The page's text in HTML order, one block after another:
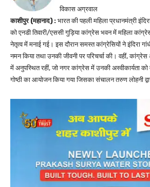
विकास अग्रवाल
काशीपुर (महानाद) : भारत की पहली महिला प्रधानमंत्री
को एनडी तिवारी/एससी गुड़िया कांग्रेस भवन में महिला
नेतृत्व में मनाई गई। इस दौरान समस्त कांग्रेसियों ने इंदिरा
नमन किया तथा उनकी जीवनी पर परिचर्चा की। वहीं,
में अनुपस्थित रहीं, जो नगर कांग्रेस में उनकी अस्वीकार्यता को
गोष्ठी का आयोजन किया गया जिसका संचालन तरुण लोहनी